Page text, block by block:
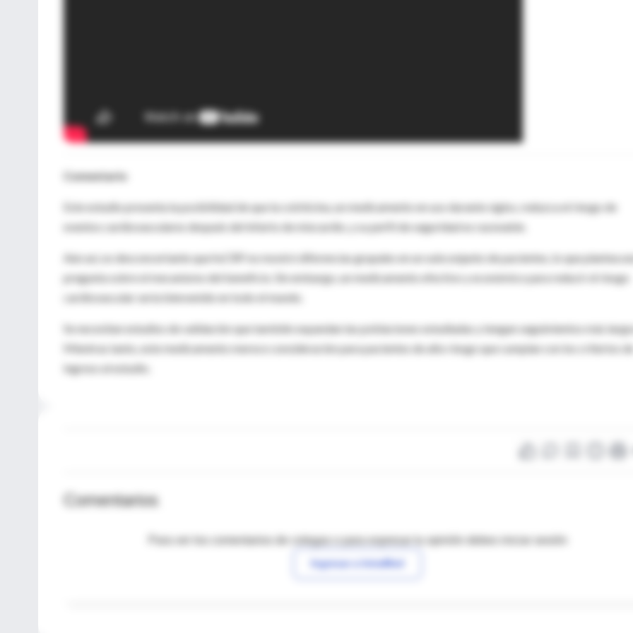
Comentario
Este estudio presenta la posibilidad de que la colchicina, un medicamento en uso durante siglos, reduzca el riesgo de
eventos cardiovasculares después del infarto de miocardio, y su perfil de seguridad es razonable.
Aún así, es desconcertante que hsCRP no mostró diferencias grupales en un subconjunto de pacientes, lo que plantea
pregunta sobre el mecanismo del beneficio. Sin embargo, un medicamento efectivo y económico para reducir el riesgo
cardiovascular sería bienvenido en todo el mundo.
Se necesitan estudios de validación que también expandan las poblaciones estudiadas y tengan seguimientos más
Mientras tanto, este medicamento merece consideración para pacientes de alto riesgo que cumplan con los criterios
ingreso al estudio.
Comentarios
Para ver los comentarios de colegas o para expresar tu opinión debes iniciar sesión
Ingresar a IntraMed